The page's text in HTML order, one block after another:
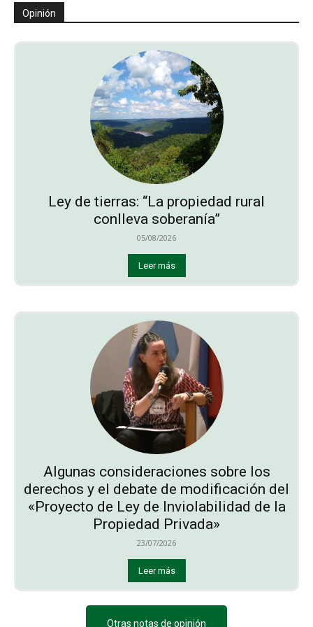
Opinión
Ley de tierras: “La propiedad rural
conlleva soberanía”
05/08/2026
Leer más
Algunas consideraciones sobre los
derechos y el debate de modificación del
«Proyecto de Ley de Inviolabilidad de la
Propiedad Privada»
23/07/2026
Leer más
Otras notas de opinión